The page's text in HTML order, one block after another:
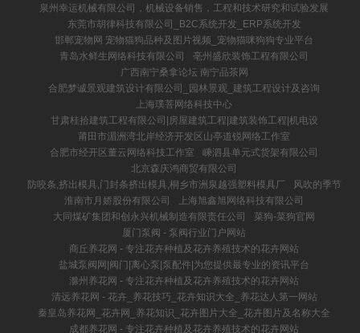
泉州幸运机械有限公司，机械设备销售，工程和技术研究和试验发展
东莞市胡律科技有限公司_B2C系统开发_ERP系统开发
邯郸宠物网 宠物猫狗品种及图片视频_宠物猫咪狗狗专业平台
青岛水鲜生网络科技有限公司
亳州盛欣装饰工程有限公司
广西南宁桑拿论坛 南宁品茶网
合肥梦诚景观建筑设计有限公司_园林景观_建筑工程设计及咨询
上海璞菩网络科技中心
甘肃桂拾建筑工程有限公司|房屋建筑工程|建筑装饰工程|机电设
莆田市湄洲湾北岸经济开发区山亭道锐网络工作室
合肥市经开区董云网络科技工作室
嵊泗县单元式货架有限公司
北京森庆鸿商贸有限公司
防咬条,挤出模具,门封条挤出模具,桐乡市洲泉越强塑料模具厂
风吹的季节
淮南市月娇股份有限公司
上海旭鑫旭网络科技有限公司
大同煤矿集团和创永兴机械制造有限责任公司
菜狗-菜狗官网
厦门泵阀 - 泵阀行业门户网站
商丘养花网 - 专注花卉种植及花卉养殖技术的花卉网站
盐城泵阀网|阀门|离心泵|泵配件|为您提供最专业的资讯平台
滁州养花网 - 专注花卉种植及花卉养殖技术的花卉网站
清远养花网 - 花卉_养花技巧_花卉知识大全_养花达人第一网站
秦皇岛养花网_花卉网_养花知识_花卉图片大全_花卉图片及名称大全
成都养花网 - 专注花卉种植及花卉养殖技术的花卉网站